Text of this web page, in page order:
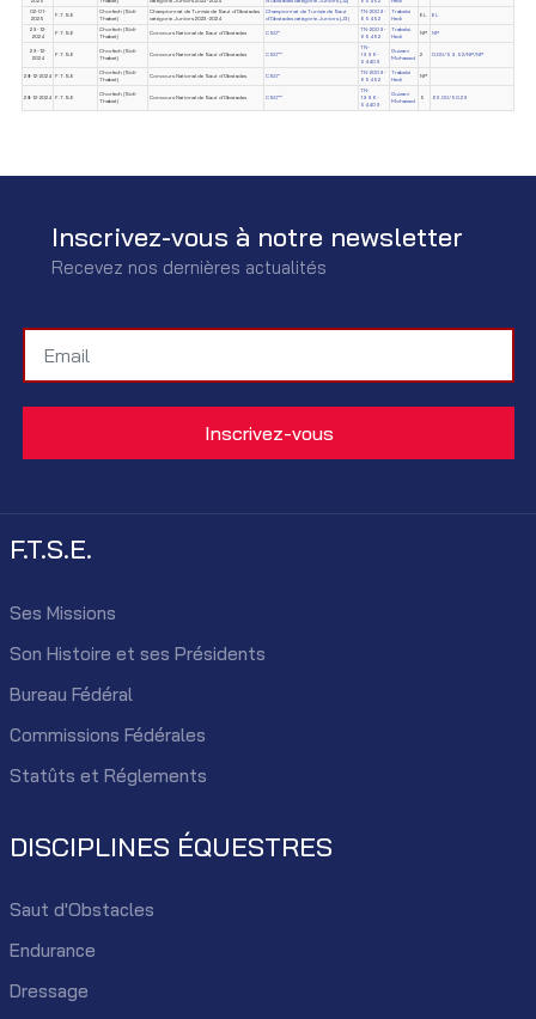
02-01-
2025
F.T.S.E
Chorfech (Sidi-
Thabet)
Championnat de Tunisie de Saut d'Obstacles
catégorie Juniors 2023-2024
Championnat de Tunisie de Saut
d'Obstacles catégorie Juniors (J3)
TN-2009-
65452
Trabelsi
Hedi
EL EL
29-12-
2024
F.T.S.E
Chorfech (Sidi-
Thabet)
Concours National de Saut d'Obstacles CSO*
TN-2009-
65452
Trabelsi
Hedi
NP NP
29-12-
2024
F.T.S.E
Chorfech (Sidi-
Thabet)
Concours National de Saut d'Obstacles CSO**
TN-
1996-
54409
Guizani
Mohamed
2 0.00/59.52/NP/NP
28-12-2024 F.T.S.E
Chorfech (Sidi-
Thabet)
Concours National de Saut d'Obstacles CSO*
TN-2009-
65452
Trabelsi
Hedi
NP
28-12-2024 F.T.S.E
Chorfech (Sidi-
Thabet)
Concours National de Saut d'Obstacles CSO**
TN-
1996-
54409
Guizani
Mohamed
5 63.00/50.29
Inscrivez-vous à notre newsletter
Recevez nos dernières actualités
F.T.S.E.
Ses Missions
Son Histoire et ses Présidents
Bureau Fédéral
Commissions Fédérales
Statûts et Réglements
DISCIPLINES ÉQUESTRES
Saut d'Obstacles
Endurance
Dressage